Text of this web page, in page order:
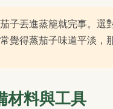
子丟進蒸籠就完事。選
覺得蒸茄子味道平淡，
材料與工具